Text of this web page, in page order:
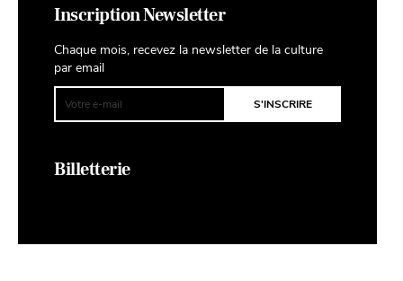
Inscription Newsletter
Chaque mois, recevez la newsletter de la culture
par email
Billetterie